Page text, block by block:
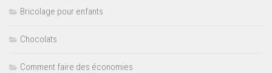
Bricolage pour enfants
Chocolats
Comment faire des économies